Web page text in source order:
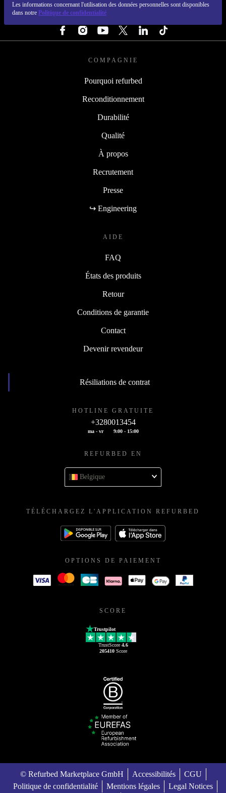
Les informations concernant l'utilisation des données personnelles sont disponibles
dans notre Politique de confidentialitéSUIVEZ-NOUS
COMPAGNIE
Pourquoi refurbed
Reconditionnement
Durabilité
Qualité
À propos
Recrutement
Presse
↪ Engineering
AIDE
FAQ
États des produits
Retour
Conditions de garantie
Contact
Devenir revendeur
Résiliations de contrat
HOTLINE GRATUITE
+3280013454
ma - vr 9:00 - 15:00
REFURBED EN
Belgique
TÉLÉCHARGEZ L'APPLICATION REFURBED
OPTIONS DE PAIEMENT
SCORE
Trustpilot
TrustScore 4.6
205410Score
© Refurbed Marketplace GmbH Accessibilités
CGU
Politique de confidentialité
Mentions légales Legal Notices